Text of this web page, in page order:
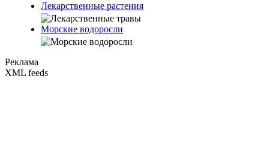
Лекарственные растения
Морские водоросли
Реклама
XML feeds